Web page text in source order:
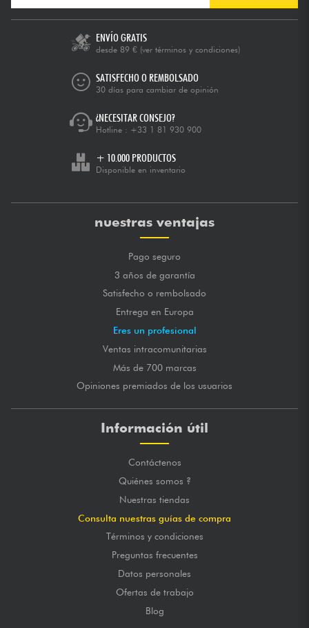
ENVÍO GRATIS
desde 89 € (ver términos y condiciones)
SATISFECHO O REMBOLSADO
30 días para cambiar de opinión
¿NECESITAR CONSEJO?
Hotline : +33 1 81 930 900
+ 10.000 PRODUCTOS
Disponible en inventario
nuestras ventajas
Pago seguro
3 años de garantía
Satisfecho o rembolsado
Entrega en Europa
Eres un profesional
Ventas intracomunitarias
Más de 700 marcas
Opiniones premiados de los usuarios
Información útil
Contáctenos
Quiénes somos ?
Nuestras tiendas
Consulta nuestras guías de compra
Términos y condiciones
Preguntas frecuentes
Datos personales
Ofertas de trabajo
Blog